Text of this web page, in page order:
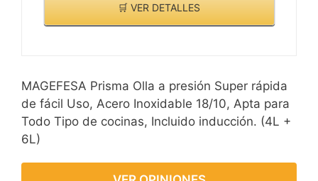
🛒 VER DETALLES
MAGEFESA Prisma Olla a presión Super rápida
de fácil Uso, Acero Inoxidable 18/10, Apta para
Todo Tipo de cocinas, Incluido inducción. (4L +
6L)